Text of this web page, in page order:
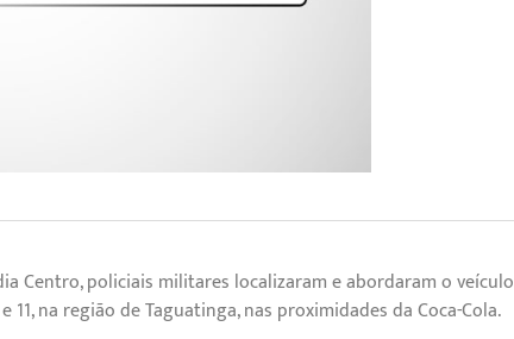
Centro, policiais militares localizaram e abordaram o veículo
na região de Taguatinga, nas proximidades da Coca-Cola.